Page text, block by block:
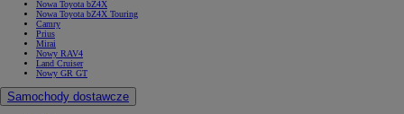
Nowa Toyota bZ4X
Nowa Toyota bZ4X Touring
Camry
Prius
Mirai
Nowy RAV4
Land Cruiser
Nowy GR GT
Samochody dostawcze